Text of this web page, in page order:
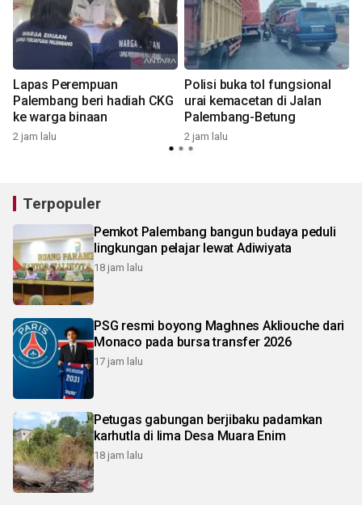
Lapas Perempuan
Palembang beri hadiah CKG
ke warga binaan
2 jam lalu
Polisi buka tol fungsional
urai kemacetan di Jalan
Palembang-Betung
2 jam lalu
Terpopuler
Pemkot Palembang bangun budaya peduli
lingkungan pelajar lewat Adiwiyata
18 jam lalu
PSG resmi boyong Maghnes Akliouche dari
Monaco pada bursa transfer 2026
17 jam lalu
Petugas gabungan berjibaku padamkan
karhutla di lima Desa Muara Enim
18 jam lalu